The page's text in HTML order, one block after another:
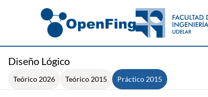
Diseño Lógico
Teórico 2026 Teórico 2015 Práctico 2015